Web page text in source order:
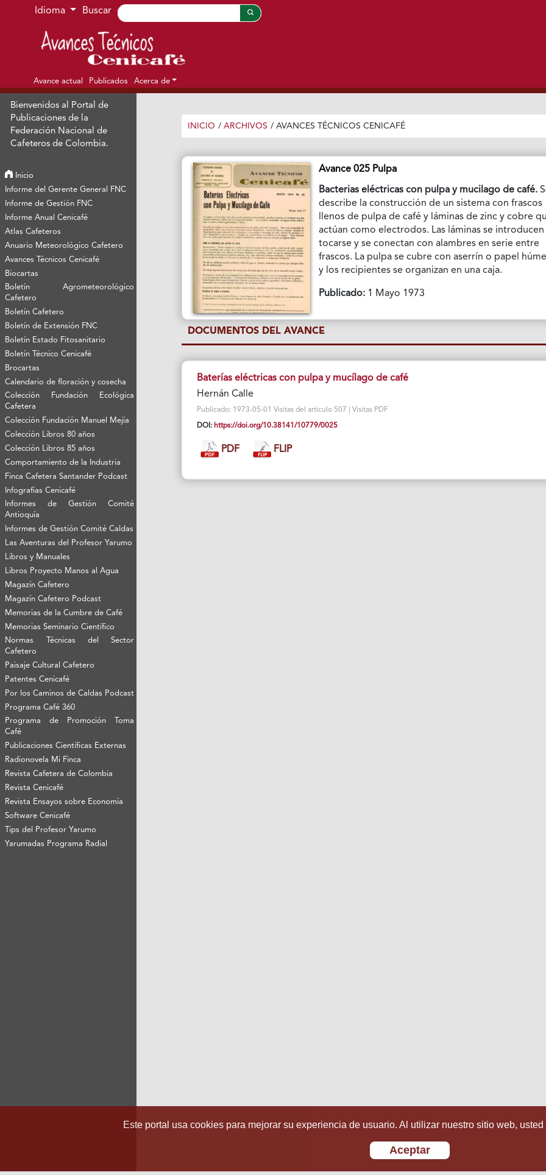
Ir al menú de navegación principal
Ir al contenido principal
Ir al pie de página del sitio
Idioma Buscar
Avance actual Publicados Acerca de
Bienvenidos al Portal de
Publicaciones de la
Federación Nacional de
Cafeteros de Colombia.
Inicio
Informe del Gerente General FNC
Informe de Gestión FNC
Informe Anual Cenicafé
Atlas Cafeteros
Anuario Meteorológico Cafetero
Avances Técnicos Cenicafé
Biocartas
Boletín Agrometeorológico
Cafetero
Boletín Cafetero
Boletín de Extensión FNC
Boletín Estado Fitosanitario
Boletín Técnico Cenicafé
Brocartas
Calendario de floración y cosecha
Colección Fundación Ecológica
Cafetera
Colección Fundación Manuel Mejía
Colección Libros 80 años
Colección Libros 85 años
Comportamiento de la Industria
Finca Cafetera Santander Podcast
Infografías Cenicafé
Informes de Gestión Comité
Antioquía
Informes de Gestión Comité Caldas
Las Aventuras del Profesor Yarumo
Libros y Manuales
Libros Proyecto Manos al Agua
Magazín Cafetero
Magazín Cafetero Podcast
Memorias de la Cumbre de Café
Memorias Seminario Científico
Normas Técnicas del Sector
Cafetero
Paisaje Cultural Cafetero
Patentes Cenicafé
Por los Caminos de Caldas Podcast
Programa Café 360
Programa de Promoción Toma
Café
Publicaciones Científicas Externas
Radionovela Mi Finca
Revista Cafetera de Colombia
Revista Cenicafé
Revista Ensayos sobre Economía
Software Cenicafé
Tips del Profesor Yarumo
Yarumadas Programa Radial
INICIO / ARCHIVOS / AVANCES TÉCNICOS CENICAFÉ
Avance 025 Pulpa
Bacterias eléctricas con pulpa y mucilago de café.
describe la construcción de un sistema con frascos
llenos de pulpa de café y láminas de zinc y cobre
actúan como electrodos. Las láminas se introducen
tocarse y se conectan con alambres en serie entre
frascos. La pulpa se cubre con aserrín o papel
y los recipientes se organizan en una caja.
Publicado: 1 Mayo 1973
DOCUMENTOS DEL AVANCE
Baterías eléctricas con pulpa y mucílago de café
Hernán Calle
Publicado: 1973-05-01 Visitas del artículo 507 | Visitas PDF
DOI: https://doi.org/10.38141/10779/0025
PDF FLIP
Este portal usa cookies para mejorar su experiencia de usuario. Al utilizar nuestro sitio web,
Aceptar